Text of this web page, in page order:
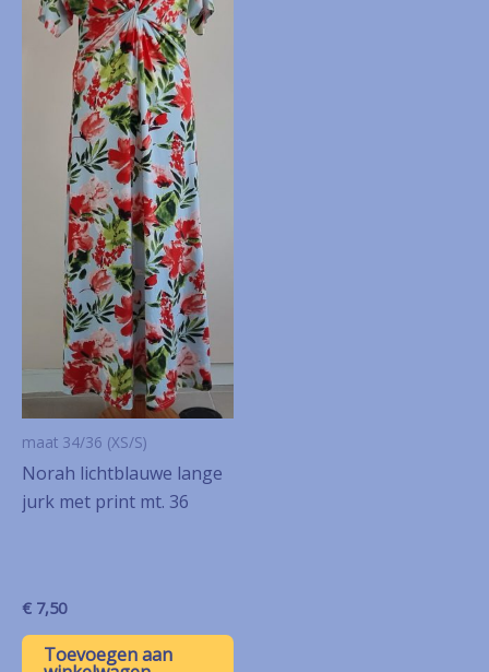
maat 34/36 (XS/S)
Norah lichtblauwe lange
jurk met print mt. 36
€ 7,50
Toevoegen aan